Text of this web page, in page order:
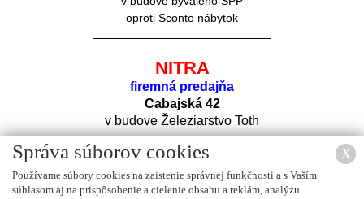
oproti Sconto nábytok
NITRA
firemná predajňa
Cabajská 42
v budove Železiarstvo Toth
X
Správa súborov cookies
Používame súbory cookies na zaistenie správnej funkčnosti a s Vaším
súhlasom aj na prispôsobenie a cielenie obsahu a reklám, analýzu